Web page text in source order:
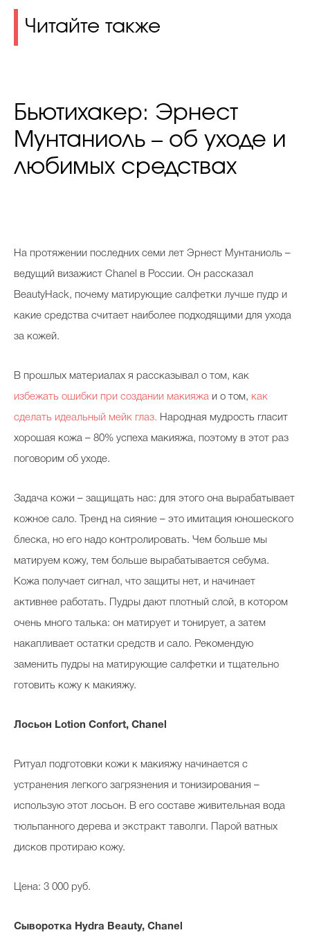
Читайте также
Бьютихакер: Эрнест
Мунтаниоль – об уходе и
любимых средствах
На протяжении последних семи лет Эрнест Мунтаниоль –
ведущий визажист Chanel в России. Он рассказал
BeautyHack, почему матирующие салфетки лучше пудр и
какие средства считает наиболее подходящими для ухода
за кожей.
В прошлых материалах я рассказывал о том, как
избежать ошибки при создании макияжа и о том, как
сделать идеальный мейк глаз. Народная мудрость гласит
хорошая кожа – 80% успеха макияжа, поэтому в этот раз
поговорим об уходе.
Задача кожи – защищать нас: для этого она вырабатывает
кожное сало. Тренд на сияние – это имитация юношеского
блеска, но его надо контролировать. Чем больше мы
матируем кожу, тем больше вырабатывается себума.
Кожа получает сигнал, что защиты нет, и начинает
активнее работать. Пудры дают плотный слой, в котором
очень много талька: он матирует и тонирует, а затем
накапливает остатки средств и сало. Рекомендую
заменить пудры на матирующие салфетки и тщательно
готовить кожу к макияжу.
Лосьон Lotion Confort, Chanel
Ритуал подготовки кожи к макияжу начинается с
устранения легкого загрязнения и тонизирования –
использую этот лосьон. В его составе живительная вода
тюльпанного дерева и экстракт таволги. Парой ватных
дисков протираю кожу.
Цена: 3 000 руб.
Сыворотка Hydra Beauty, Chanel